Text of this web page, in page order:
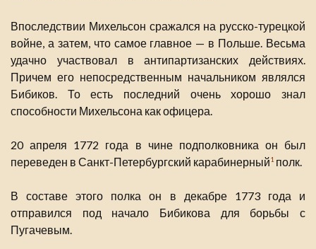
Впоследствии Михельсон сражался на русско-турецкой
войне, а затем, что самое главное — в Польше. Весьма
удачно участвовал в антипартизанских действиях.
Причем его непосредственным начальником являлся
Бибиков. То есть последний очень хорошо знал
способности Михельсона как офицера.
20 апреля 1772 года в чине подполковника он был
переведен в Санкт-Петербургский карабинерный1полк.
В составе этого полка он в декабре 1773 года и
отправился под начало Бибикова для борьбы с
Пугачевым.